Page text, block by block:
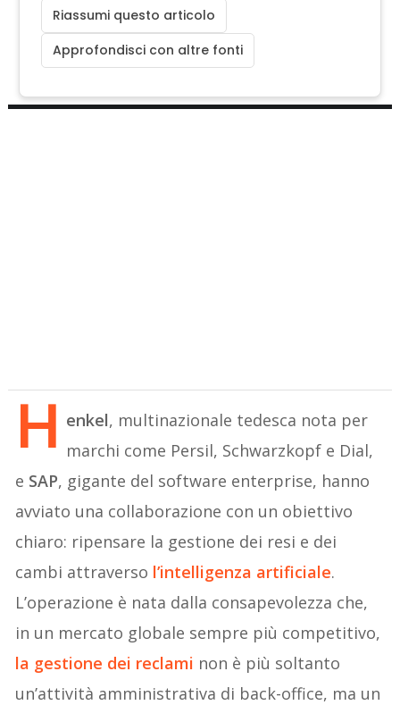
Riassumi questo articolo
Approfondisci con altre fonti
H enkel, multinazionale tedesca nota per
marchi come Persil, Schwarzkopf e Dial,
e SAP, gigante del software enterprise, hanno
avviato una collaborazione con un obiettivo
chiaro: ripensare la gestione dei resi e dei
cambi attraverso l’intelligenza artificiale.
L’operazione è nata dalla consapevolezza che,
in un mercato globale sempre più competitivo,
la gestione dei reclami non è più soltanto
un’attività amministrativa di back-office, ma un